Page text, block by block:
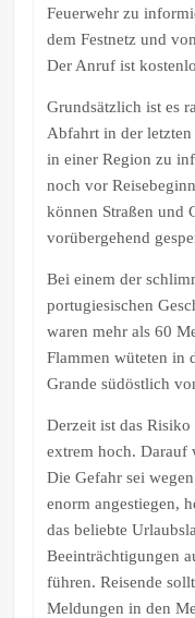
Feuerwehr zu
dem Festnetz und
Der Anruf ist
Grundsätzlich ist es
Abfahrt in der
in einer Region zu
noch vor
können Straßen und
vorübergehend
Bei einem der
portugiesischen
waren mehr als 60
Flammen wüteten in
Grande südöstlich
Derzeit ist das
extrem hoch. Darauf
Die Gefahr sei
enorm angestiegen,
das beliebte
Beeinträchtigungen
führen. Reisende
Meldungen in den